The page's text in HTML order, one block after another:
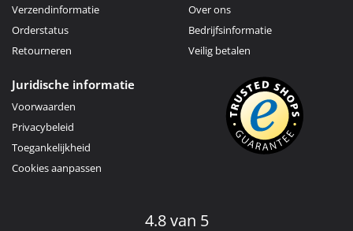
Verzendinformatie
Orderstatus
Retourneren
Over ons
Bedrijfsinformatie
Veilig betalen
Juridische informatie
Voorwaarden
Privacybeleid
Toegankelijkheid
Cookies aanpassen
4.8 van 5